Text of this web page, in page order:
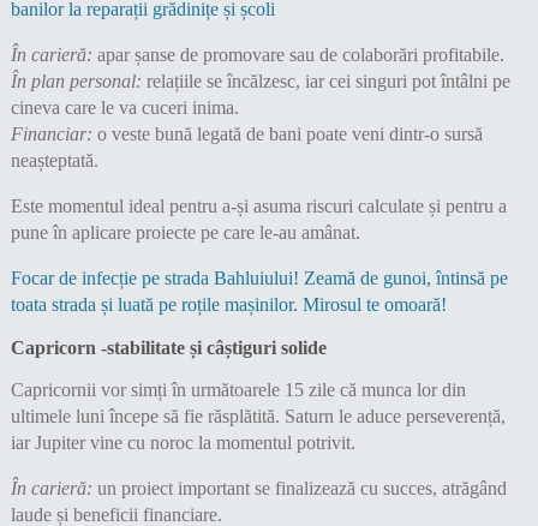
banilor la reparații grădinițe și școli
În carieră: apar șanse de promovare sau de colaborări profitabile.
În plan personal: relațiile se încălzesc, iar cei singuri pot întâlni pe
cineva care le va cuceri inima.
Financiar: o veste bună legată de bani poate veni dintr-o sursă
neașteptată.
Este momentul ideal pentru a-și asuma riscuri calculate și pentru a
pune în aplicare proiecte pe care le-au amânat.
Focar de infecție pe strada Bahluiului! Zeamă de gunoi, întinsă pe
toata strada și luată pe roțile mașinilor. Mirosul te omoară!
Capricorn -stabilitate și câștiguri solide
Capricornii vor simți în următoarele 15 zile că munca lor din
ultimele luni începe să fie răsplătită. Saturn le aduce perseverență,
iar Jupiter vine cu noroc la momentul potrivit.
În carieră: un proiect important se finalizează cu succes, atrăgând
laude și beneficii financiare.